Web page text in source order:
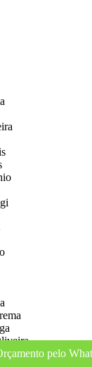
pelo